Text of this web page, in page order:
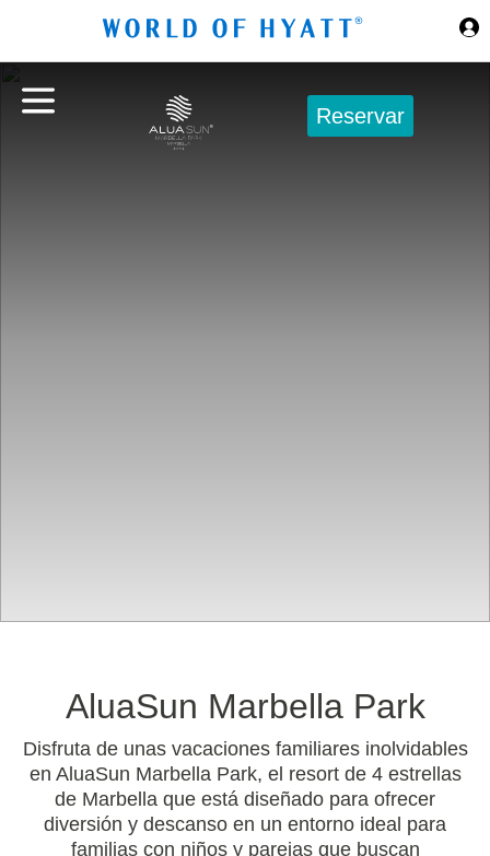
Reservar
AluaSun Marbella Park
Disfruta de unas vacaciones familiares inolvidables
en AluaSun Marbella Park, el resort de 4 estrellas
de Marbella que está diseñado para ofrecer
diversión y descanso en un entorno ideal para
familias con niños y parejas que buscan